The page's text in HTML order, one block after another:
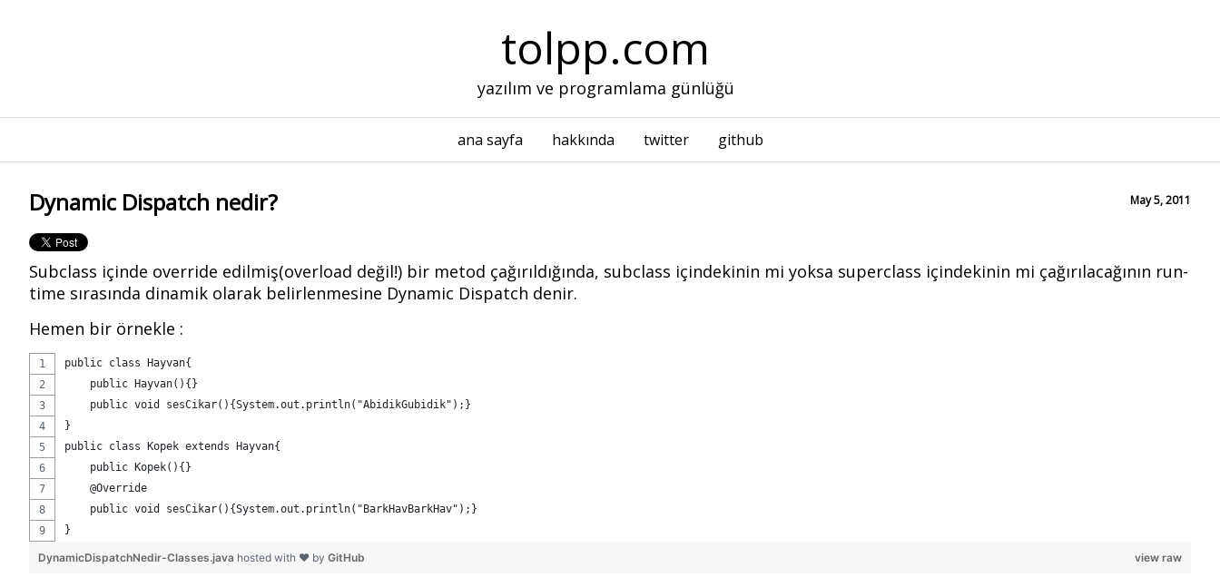
tolpp.com
yazılım ve programlama günlüğü
ana sayfa hakkında twitter github
Dynamic Dispatch nedir? May 5, 2011
Subclass içinde override edilmiş(overload değil!) bir metod çağırıldığında, subclass içindekinin mi yoksa superclass içindekinin mi çağırılacağının run-
time sırasında dinamik olarak belirlenmesine Dynamic Dispatch denir.
Hemen bir örnekle :
public class Hayvan{
    public Hayvan(){}
    public void sesCikar(){System.out.println("AbidikGubidik");}
}
public class Kopek extends Hayvan{
    public Kopek(){}
    @Override
    public void sesCikar(){System.out.println("BarkHavBarkHav");}
}
view raw
DynamicDispatchNedir-Classes.java hosted with ❤ by GitHub